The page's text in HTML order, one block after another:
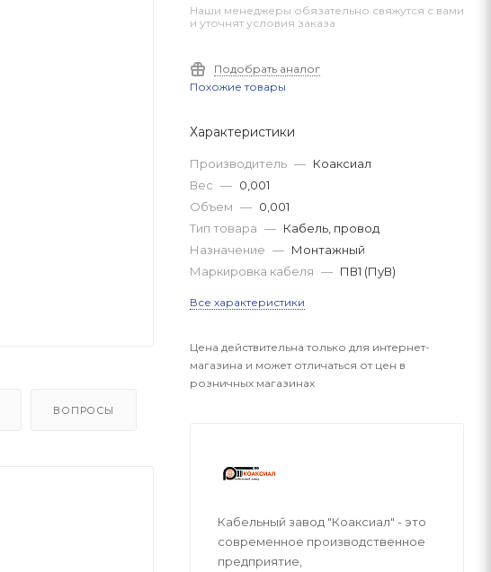
ВОПРОСЫ
Наши менеджеры обязательно свяжутся с вами
и уточнят условия заказа
Подобрать аналог
Похожие товары
Характеристики
Производитель — Коаксиал
Вес — 0,001
Объем — 0,001
Тип товара — Кабель, провод
Назначение — Монтажный
Маркировка кабеля — ПВ1 (ПуВ)
Все характеристики
Цена действительна только для интернет-
магазина и может отличаться от цен в
розничных магазинах
Кабельный завод "Коаксиал" - это
современное производственное
предприятие,